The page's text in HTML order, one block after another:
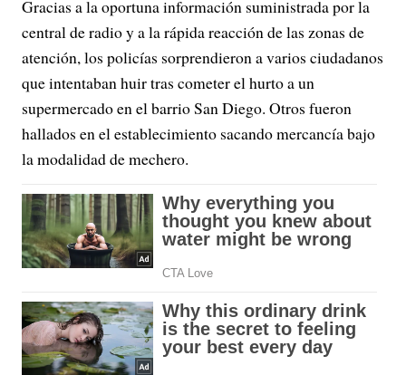
Gracias a la oportuna información suministrada por la
central de radio y a la rápida reacción de las zonas de
atención, los policías sorprendieron a varios ciudadanos
que intentaban huir tras cometer el hurto a un
supermercado en el barrio San Diego. Otros fueron
hallados en el establecimiento sacando mercancía bajo
la modalidad de mechero.